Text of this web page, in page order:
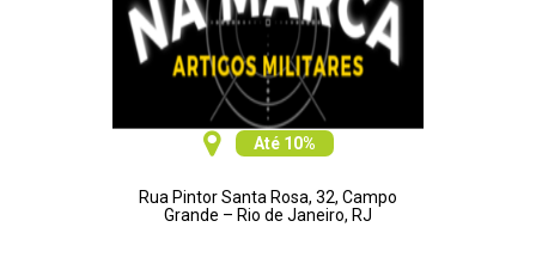
Até 10%
Rua Pintor Santa Rosa, 32, Campo
Grande – Rio de Janeiro, RJ